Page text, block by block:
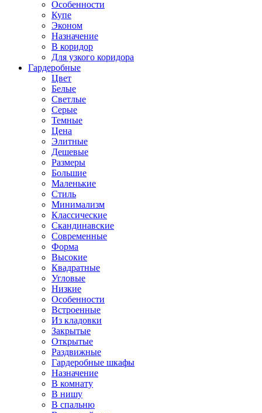
Особенности
Купе
Эконом
Назначение
В коридор
Для узкого коридора
Гардеробные
Цвет
Белые
Светлые
Серые
Темные
Цена
Элитные
Дешевые
Размеры
Большие
Маленькие
Стиль
Минимализм
Классические
Скандинавские
Современные
Форма
Высокие
Квадратные
Угловые
Низкие
Особенности
Встроенные
Из кладовки
Закрытые
Открытые
Раздвижные
Гардеробные шкафы
Назначение
В комнату
В нишу
В спальню